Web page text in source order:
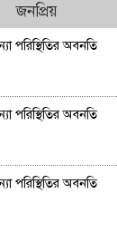
জনপ্রিয়
পরিস্থিতির অবনতি
পরিস্থিতির অবনতি
পরিস্থিতির অবনতি